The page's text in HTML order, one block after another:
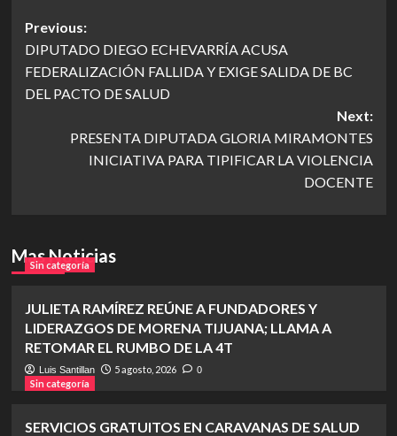
Post
navigation
Previous:
DIPUTADO DIEGO ECHEVARRÍA ACUSA
FEDERALIZACIÓN FALLIDA Y EXIGE SALIDA DE BC
DEL PACTO DE SALUD
Next:
PRESENTA DIPUTADA GLORIA MIRAMONTES
INICIATIVA PARA TIPIFICAR LA VIOLENCIA
DOCENTE
Mas Noticias
Sin categoría
JULIETA RAMÍREZ REÚNE A FUNDADORES Y
LIDERAZGOS DE MORENA TIJUANA; LLAMA A
RETOMAR EL RUMBO DE LA 4T
Luis Santillan 5 agosto, 2026 0
Sin categoría
SERVICIOS GRATUITOS EN CARAVANAS DE SALUD